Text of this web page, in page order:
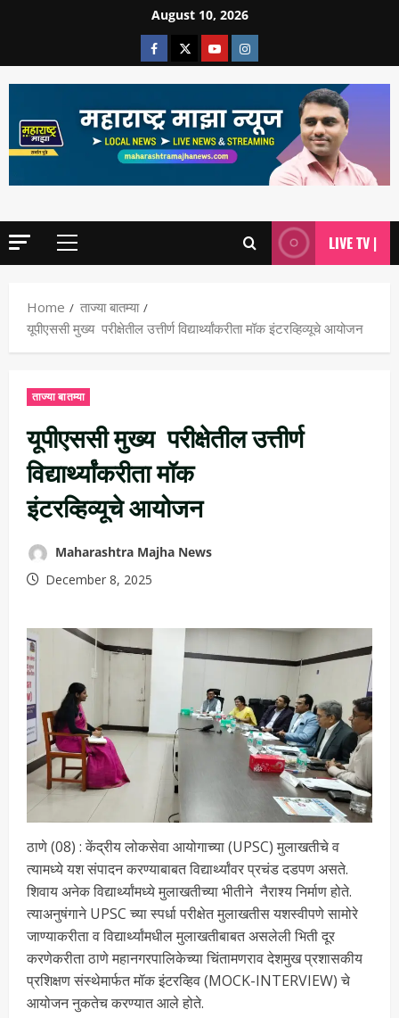
August 10, 2026
LIVE TV |
Home
ताज्या बातम्या
यूपीएससी मुख्य परीक्षेतील उत्तीर्ण विद्यार्थ्यांकरीता मॉक इंटरव्हिव्यूचे आयोजन
ताज्या बातम्या
यूपीएससी मुख्य परीक्षेतील उत्तीर्ण
विद्यार्थ्यांकरीता मॉक
इंटरव्हिव्यूचे आयोजन
Maharashtra Majha News
December 8, 2025
ठाणे (08) : केंद्रीय लोकसेवा आयोगाच्या (UPSC) मुलाखतीचे व
त्यामध्ये यश संपादन करण्याबाबत विद्यार्थ्यांवर प्रचंड दडपण असते.
शिवाय अनेक विद्यार्थ्यांमध्ये मुलाखतीच्या भीतीने नैराश्य निर्माण होते.
त्याअनुषंगाने UPSC च्या स्पर्धा परीक्षेत मुलाखतीस यशस्वीपणे सामोरे
जाण्याकरीता व विद्यार्थ्यांमधील मुलाखतीबाबत असलेली भिती दूर
करणेकरीता ठाणे महानगरपालिकेच्या चिंतामणराव देशमुख प्रशासकीय
प्रशिक्षण संस्थेमार्फत मॉक इंटरव्हिव (MOCK-INTERVIEW) चे
आयोजन नुकतेच करण्यात आले होते.